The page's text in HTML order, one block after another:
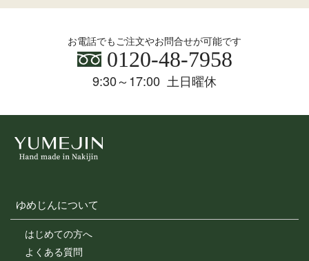
お電話でもご注文やお問合せが可能です
0120-48-7958
9:30～17:00 土日曜休
ゆめじんについて
はじめての方へ
よくある質問